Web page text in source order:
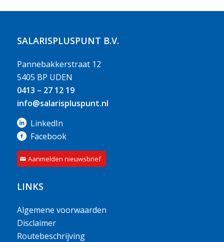
SALARISPLUSPUNT B.V.
Pannebakkerstraat 12
5405 BP UDEN
0413 – 27 12 19
info@salarispluspunt.nl
LinkedIn
Facebook
Aanmelden nieuwsbrief
LINKS
Algemene voorwaarden
Disclaimer
Routebeschrijving